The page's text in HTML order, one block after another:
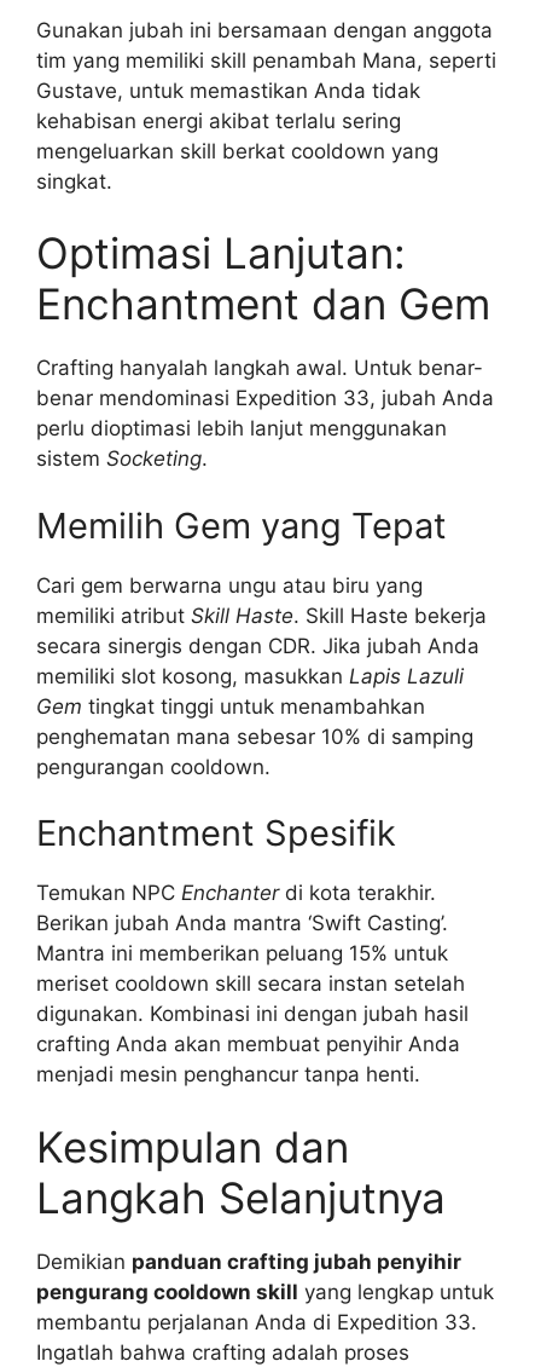
Gunakan jubah ini bersamaan dengan anggota
tim yang memiliki skill penambah Mana, seperti
Gustave, untuk memastikan Anda tidak
kehabisan energi akibat terlalu sering
mengeluarkan skill berkat cooldown yang
singkat.
Optimasi Lanjutan:
Enchantment dan Gem
Crafting hanyalah langkah awal. Untuk benar-
benar mendominasi Expedition 33, jubah Anda
perlu dioptimasi lebih lanjut menggunakan
sistem Socketing.
Memilih Gem yang Tepat
Cari gem berwarna ungu atau biru yang
memiliki atribut Skill Haste. Skill Haste bekerja
secara sinergis dengan CDR. Jika jubah Anda
memiliki slot kosong, masukkan Lapis Lazuli
Gem tingkat tinggi untuk menambahkan
penghematan mana sebesar 10% di samping
pengurangan cooldown.
Enchantment Spesifik
Temukan NPC Enchanterdi kota terakhir.
Berikan jubah Anda mantra ‘Swift Casting’.
Mantra ini memberikan peluang 15% untuk
meriset cooldown skill secara instan setelah
digunakan. Kombinasi ini dengan jubah hasil
crafting Anda akan membuat penyihir Anda
menjadi mesin penghancur tanpa henti.
Kesimpulan dan
Langkah Selanjutnya
Demikian panduan crafting jubah penyihir
pengurang cooldown skill yang lengkap untuk
membantu perjalanan Anda di Expedition 33.
Ingatlah bahwa crafting adalah proses